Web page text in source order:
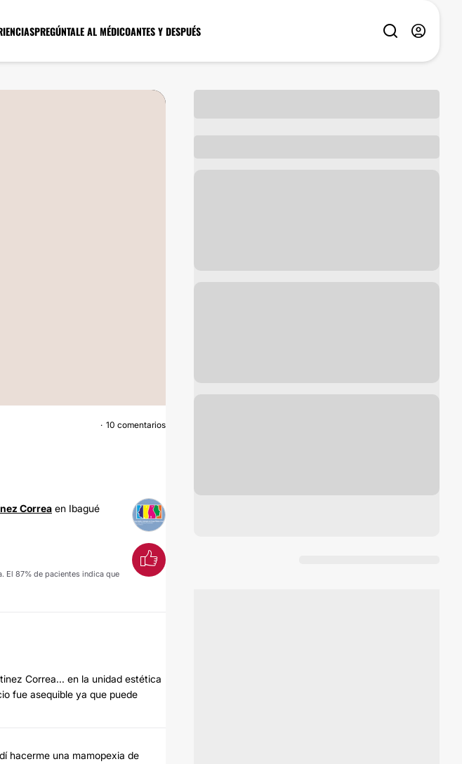
PREGÚNTALE AL MÉDICOANTES Y DESPUÉS
LEVANTAMIENTO DE SENOS
10 comentarios
Correa en Ibagué
El 87% de pacientes indica que
Correa... en la unidad estética
fue asequible ya que puede
hacerme una mamopexia de